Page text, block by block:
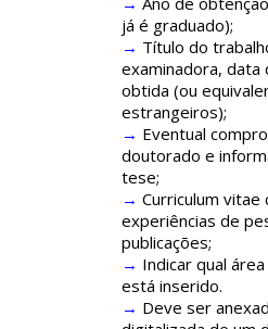
já é graduado);
→ Título do
examinadora, data
obtida (ou
estrangeiros);
→ Eventual
doutorado e
tese;
→ Curriculum vitae
experiências de
publicações;
→ Indicar qual
está inserido.
→ Deve ser